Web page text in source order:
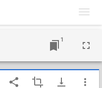
1